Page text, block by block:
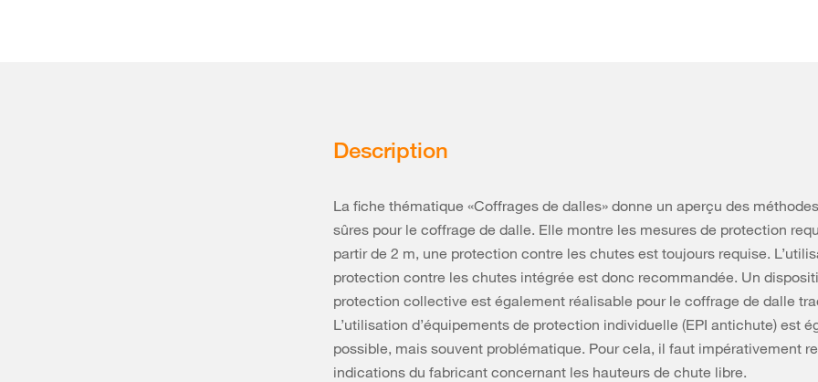
Description
La fiche thématique «Coffrages de dalles» donne un aperçu des
sûres pour le coffrage de dalle. Elle montre les mesures de protection
partir de 2 m, une protection contre les chutes est toujours requise.
protection contre les chutes intégrée est donc recommandée. Un
protection collective est également réalisable pour le coffrage de dalle
L’utilisation d’équipements de protection individuelle (EPI antichute) est
possible, mais souvent problématique. Pour cela, il faut impérativement
indications du fabricant concernant les hauteurs de chute libre.